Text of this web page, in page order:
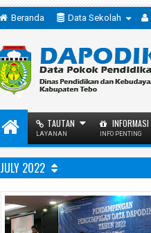
Beranda Data Sekolah
TAUTAN
LAYANAN
INFORMASI
INFO PENTING
JULY 2022